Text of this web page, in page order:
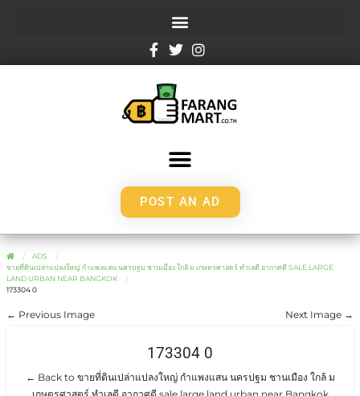
POST AN AD
ADS
ขายที่ดินเปล่าแปลงใหญ่ กำแพงแสน นครปฐม ชานเมือง ใกล้ ม เกษตรศาสตร์ ทำเลดี อากาศดี SALE LARGE
LAND URBAN NEAR BANGKOK
173304 0
← Previous Image Next Image →
173304 0
← Back to ขายที่ดินเปล่าแปลงใหญ่ กำแพงแสน นครปฐม ชานเมือง ใกล้ ม